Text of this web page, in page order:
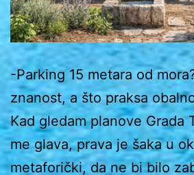
-Parking 15 metara od
znanost, a što praksa
Kad gledam planove Grada
me glava, prava je šaka u
metaforički, da ne bi bilo